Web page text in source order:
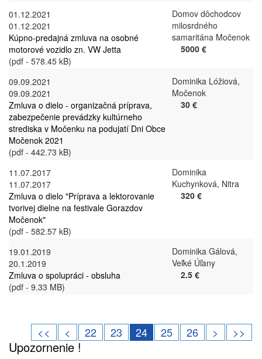
01.12.2021
01.12.2021
Kúpno-predajná zmluva na osobné
motorové vozidlo zn. VW Jetta
(pdf - 578.45 kB)
Domov dôchodcov
milosrdného
samaritána Močenok
5000 €
09.09.2021
09.09.2021
Zmluva o dielo - organizačná príprava,
zabezpečenie prevádzky kultúrneho
strediska v Močenku na podujatí Dni Obce
Močenok 2021
(pdf - 442.73 kB)
Dominika Lóžiová,
Močenok
30 €
11.07.2017
11.07.2017
Zmluva o dielo "Príprava a lektorovanie
tvorivej dielne na festivale Gorazdov
Močenok"
(pdf - 582.57 kB)
Dominika
Kuchynková, Nitra
320 €
19.01.2019
20.1.2019
Zmluva o spolupráci - obsluha
(pdf - 9.33 MB)
Dominika Gálová,
Veľké Úľany
2.5 €
<< < 22 23 24 25 26 > >>
Upozornenie !